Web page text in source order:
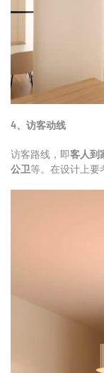
4、访客动线
访客路线，即客人到
公卫等。在设计上要